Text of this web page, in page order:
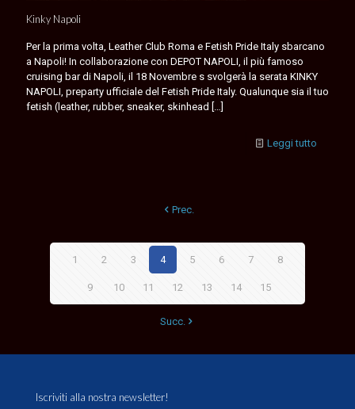
Kinky Napoli
Per la prima volta, Leather Club Roma e Fetish Pride Italy sbarcano
a Napoli! In collaborazione con DEPOT NAPOLI, il più famoso
cruising bar di Napoli, il 18 Novembre s svolgerà la serata KINKY
NAPOLI, preparty ufficiale del Fetish Pride Italy. Qualunque sia il tuo
fetish (leather, rubber, sneaker, skinhead
Leggi tutto
Prec.
1 2 3 4 5 6 7 8
9 10 11 12 13 14 15
Succ.
Iscriviti alla nostra newsletter!